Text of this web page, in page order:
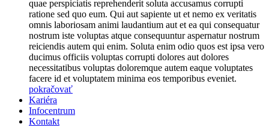
quae perspiciatis reprehenderit soluta accusamus corrupti
ratione sed quo eum. Qui aut sapiente ut et nemo ex veritatis
omnis laboriosam animi laudantium aut et ea qui consequatur
nostrum iste voluptas atque consequuntur aspernatur nostrum
reiciendis autem qui enim. Soluta enim odio quos est ipsa vero
ducimus officiis voluptas corrupti dolores aut dolores
necessitatibus voluptas doloremque autem eaque voluptates
facere id et voluptatem minima eos temporibus eveniet.
pokračovať
Kariéra
Infocentrum
Kontakt